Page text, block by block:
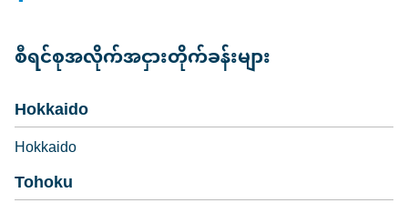
စီရင်စုအလိုက်အငှားတိုက်ခန်းများ
Hokkaido
Hokkaido
Tohoku